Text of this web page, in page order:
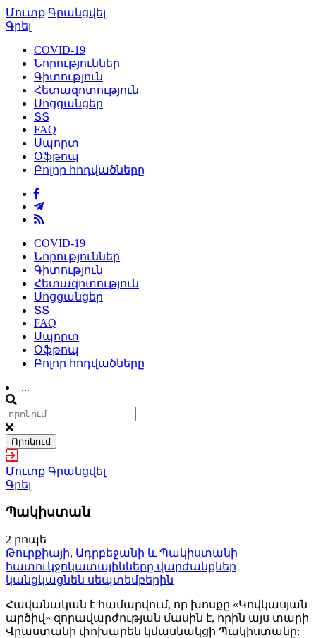
Մուտք Գրանցվել
Գրել
COVID-19
Նորություններ
Գիտություն
Հետազոտություն
Սոցցանցեր
ՏՏ
FAQ
Սպորտ
Օֆթոպ
Բոլոր հոդվածները
COVID-19
Նորություններ
Գիտություն
Հետազոտություն
Սոցցանցեր
ՏՏ
FAQ
Սպորտ
Օֆթոպ
Բոլոր հոդվածները
...
Որոնում
Մուտք Գրանցվել
Գրել
Պակիստան
2 րոպե
Թուրքիայի, Ադրբեջանի և Պակիստանի
հատուկջոկատայինները վարժանքներ
կանցկացնեն սեպտեմբերին
Հավանական է համարվում, որ խոսքը «Կովկասյան
արծիվ» զորավարժության մասին է, որին այս տարի
Վրաստանի փոխարեն կմասնակցի Պակիստանը: